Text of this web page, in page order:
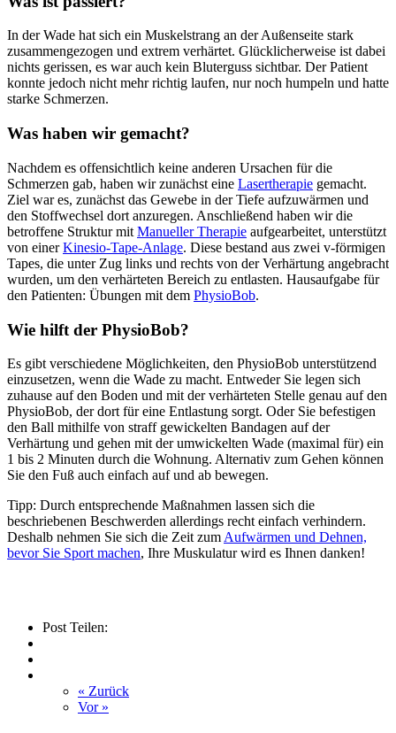
In der Wade hat sich ein Muskelstrang an der Außenseite stark
zusammengezogen und extrem verhärtet. Glücklicherweise ist dabei
nichts gerissen, es war auch kein Bluterguss sichtbar. Der Patient
konnte jedoch nicht mehr richtig laufen, nur noch humpeln und hatte
starke Schmerzen.
Was haben wir gemacht?
Nachdem es offensichtlich keine anderen Ursachen für die
Schmerzen gab, haben wir zunächst eine Lasertherapie gemacht.
Ziel war es, zunächst das Gewebe in der Tiefe aufzuwärmen und
den Stoffwechsel dort anzuregen. Anschließend haben wir die
betroffene Struktur mit Manueller Therapie aufgearbeitet, unterstützt
von einerKinesio-Tape-Anlage. Diese bestand aus zwei v-förmigen
Tapes, die unter Zug links und rechts von der Verhärtung angebracht
wurden, um den verhärteten Bereich zu entlasten. Hausaufgabe für
den Patienten: Übungen mit dem PhysioBob.
Wie hilft der PhysioBob?
Es gibt verschiedene Möglichkeiten, den PhysioBob unterstützend
einzusetzen, wenn die Wade zu macht. Entweder Sie legen sich
zuhause auf den Boden und mit der verhärteten Stelle genau auf den
PhysioBob, der dort für eine Entlastung sorgt. Oder Sie befestigen
den Ball mithilfe von straff gewickelten Bandagen auf der
Verhärtung und gehen mit der umwickelten Wade (maximal für) ein
1 bis 2 Minuten durch die Wohnung. Alternativ zum Gehen können
Sie den Fuß auch einfach auf und ab bewegen.
Tipp: Durch entsprechende Maßnahmen lassen sich die
beschriebenen Beschwerden allerdings recht einfach verhindern.
Deshalb nehmen Sie sich die Zeit zum Aufwärmen und Dehnen,
bevor Sie Sport machen, Ihre Muskulatur wird es Ihnen danken!
Post Teilen:
« Zurück
Vor »